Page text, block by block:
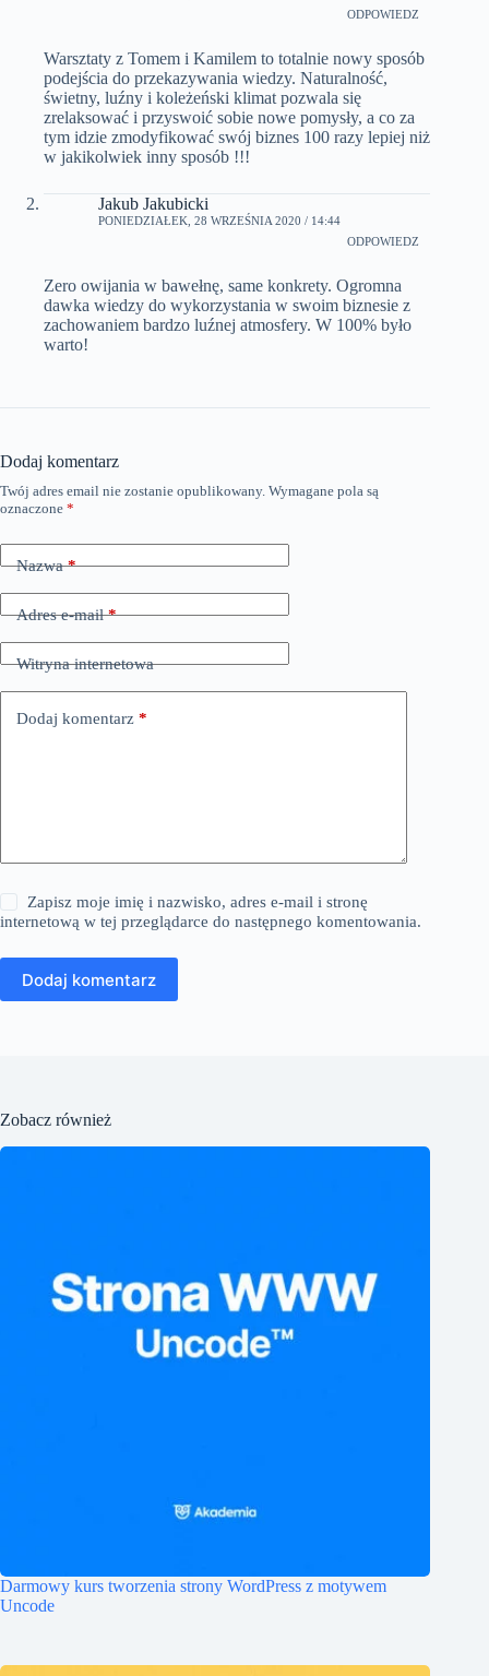
ODPOWIEDZ
Warsztaty z Tomem i Kamilem to totalnie nowy sposób
podejścia do przekazywania wiedzy. Naturalność,
świetny, luźny i koleżeński klimat pozwala się
zrelaksować i przyswoić sobie nowe pomysły, a co za
tym idzie zmodyfikować swój biznes 100 razy lepiej niż
w jakikolwiek inny sposób !!!
Jakub Jakubicki
PONIEDZIAŁEK, 28 WRZEŚNIA 2020 / 14:44
ODPOWIEDZ
Zero owijania w bawełnę, same konkrety. Ogromna
dawka wiedzy do wykorzystania w swoim biznesie z
zachowaniem bardzo luźnej atmosfery. W 100% było
warto!
Dodaj komentarz
Twój adres email nie zostanie opublikowany. Wymagane pola są
oznaczone *
Nazwa*
Adres e-mail*
Witryna internetowa
Dodaj komentarz *
Zapisz moje imię i nazwisko, adres e-mail i stronę
internetową w tej przeglądarce do następnego komentowania.
Dodaj komentarz
Zobacz również
Darmowy kurs tworzenia strony WordPress z motywem
Uncode